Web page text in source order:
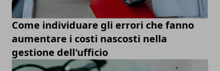
Come individuare gli errori che fanno
aumentare i costi nascosti nella
gestione dell'ufficio